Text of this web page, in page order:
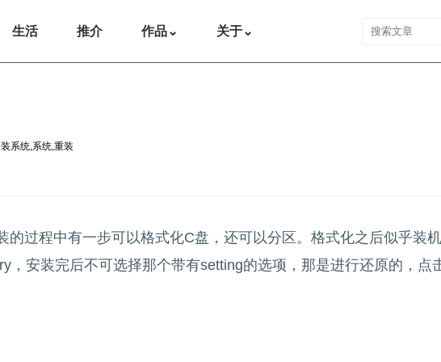
生活 推介 作品⌄ 关于⌄ 搜索文章
系统,系统,重装
过程中有一步可以格式化C盘，还可以分区。格式化之后似乎装
，安装完后不可选择那个带有setting的选项，那是进行还原的，点